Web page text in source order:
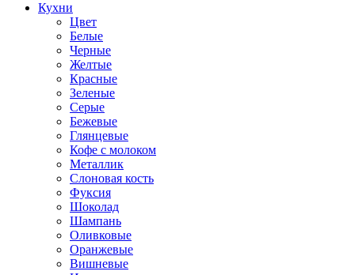
Кухни
Цвет
Белые
Черные
Желтые
Красные
Зеленые
Серые
Бежевые
Глянцевые
Кофе с молоком
Металлик
Слоновая кость
Фуксия
Шоколад
Шампань
Оливковые
Оранжевые
Вишневые